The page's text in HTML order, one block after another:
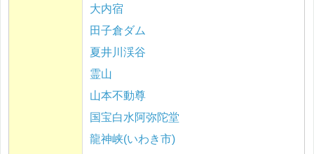
大内宿
田子倉ダム
夏井川渓谷
霊山
山本不動尊
国宝白水阿弥陀堂
龍神峡(いわき市)